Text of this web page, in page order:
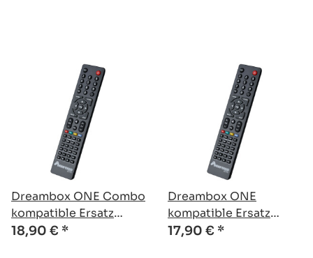
Dreambox ONE Combo
kompatible Ersatz
Fernbedienung
18,90 € *
Dreambox ONE
kompatible Ersatz
Fernbedienung
17,90 € *